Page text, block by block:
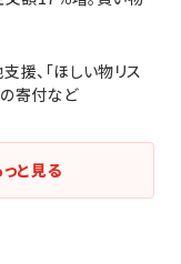
、「ほしい物リス
の寄付など
と見る